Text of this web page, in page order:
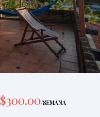
$300.00/SEMANA